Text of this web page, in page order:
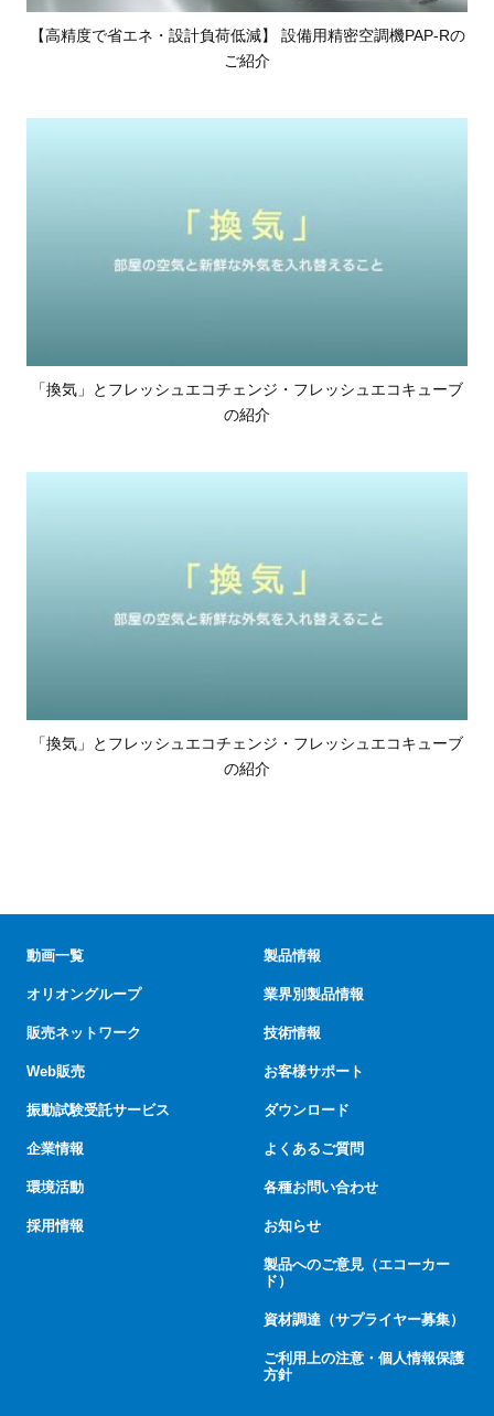
【高精度で省エネ・設計負荷低減】 設備用精密空調機PAP‐Rの
ご紹介
「換気」とフレッシュエコチェンジ・フレッシュエコキューブ
の紹介
「換気」とフレッシュエコチェンジ・フレッシュエコキューブ
の紹介
動画一覧
オリオングループ
販売ネットワーク
Web販売
振動試験受託サービス
企業情報
環境活動
採用情報
製品情報
業界別製品情報
技術情報
お客様サポート
ダウンロード
よくあるご質問
各種お問い合わせ
お知らせ
製品へのご意見（エコーカー
ド）
資材調達（サプライヤー募集）
ご利用上の注意・個人情報保護
方針